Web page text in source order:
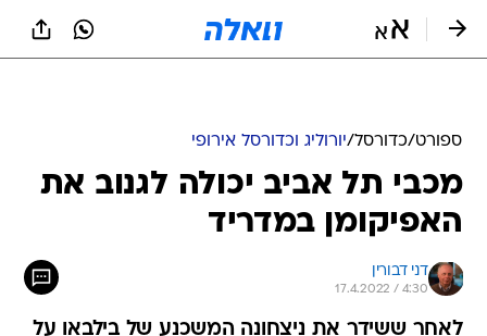
ספורט/כדורסל/יורוליג וכדורסל אירופי
מכבי תל אביב יכולה לגנוב את
האפיקומן במדריד
דני דבורין
17.4.2022 / 4:30
לאחר ששידר את ניצחונה המשכנע של בילבאו על